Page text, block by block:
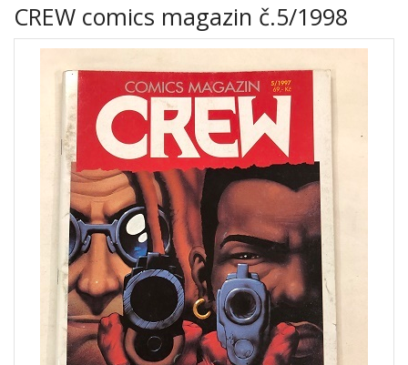
CREW comics magazin č.5/1998